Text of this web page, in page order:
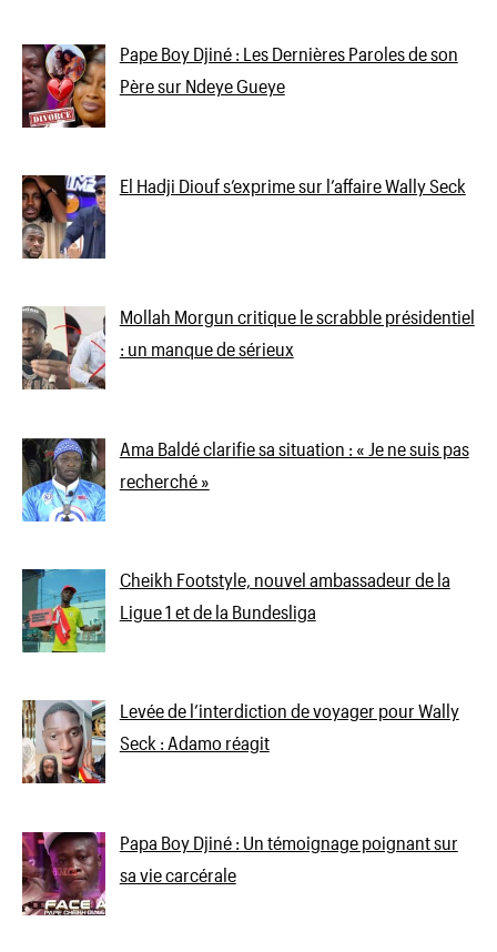
Pape Boy Djiné : Les Dernières Paroles de son
Père sur Ndeye Gueye
El Hadji Diouf s’exprime sur l’affaire Wally Seck
Mollah Morgun critique le scrabble présidentiel
: un manque de sérieux
Ama Baldé clarifie sa situation : « Je ne suis pas
recherché »
Cheikh Footstyle, nouvel ambassadeur de la
Ligue 1 et de la Bundesliga
Levée de l’interdiction de voyager pour Wally
Seck : Adamo réagit
Papa Boy Djiné : Un témoignage poignant sur
sa vie carcérale